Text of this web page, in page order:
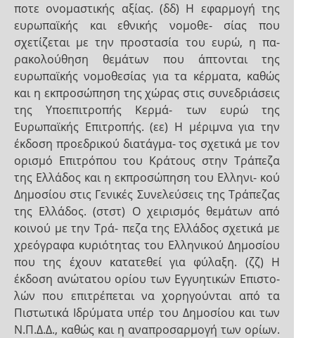
ποτε ονομαστικής αξίας. (δδ) Η εφαρμογή της
ευρωπαϊκής και εθνικής νομοθε- σίας που
σχετίζεται με την προστασία του ευρώ, η πα-
ρακολούθηση θεμάτων που άπτονται της
ευρωπαϊκής νομοθεσίας για τα κέρματα, καθώς
και η εκπροσώπηση της χώρας στις συνεδριάσεις
της Υποεπιτροπής Κερμά- των ευρώ της
Ευρωπαϊκής Επιτροπής. (εε) Η μέριμνα για την
έκδοση προεδρικού διατάγμα- τος σχετικά με τον
ορισμό Επιτρόπου του Κράτους στην Τράπεζα
της Ελλάδος και η εκπροσώπηση του Ελληνι- κού
Δημοσίου στις Γενικές Συνελεύσεις της Τράπεζας
της Ελλάδος. (στστ) Ο χειρισμός θεμάτων από
κοινού με την Τρά- πεζα της Ελλάδος σχετικά με
χρεόγραφα κυριότητας του Ελληνικού Δημοσίου
που της έχουν κατατεθεί για φύλαξη. (ζζ) Η
έκδοση ανώτατου ορίου των Εγγυητικών Επιστο-
λών που επιτρέπεται να χορηγούνται από τα
Πιστωτικά Ιδρύματα υπέρ του Δημοσίου και των
Ν.Π.Δ.Δ., καθώς και η αναπροσαρμογή των ορίων.